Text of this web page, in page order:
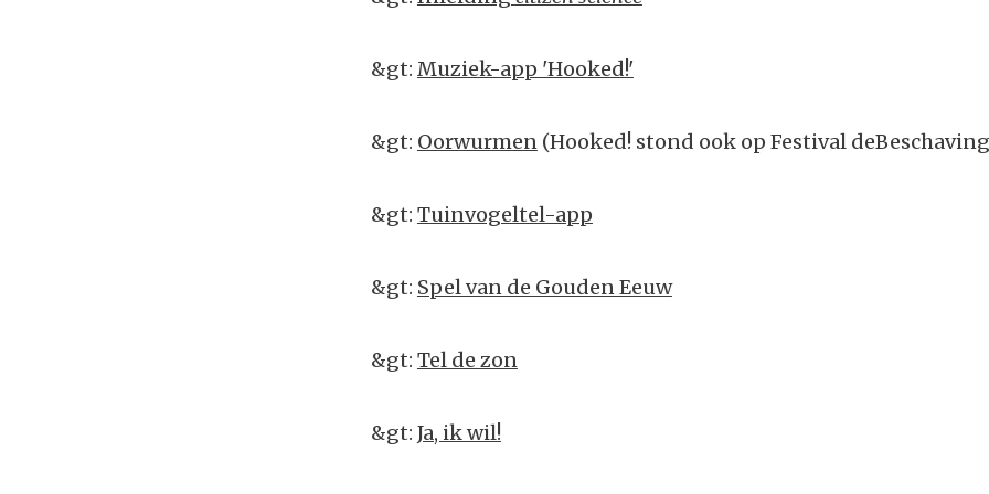
&gt: Muziek-app 'Hooked!'
&gt: Oorwurmen(Hooked! stond ook op Festival
&gt: Tuinvogeltel-app
&gt: Spel van de Gouden Eeuw
&gt: Tel de zon
&gt: Ja, ik wil!